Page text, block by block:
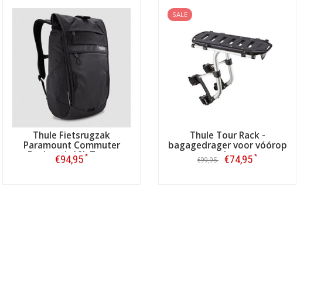
Thule Fietsrugzak
Paramount Commuter
Backpack 18L Zwart
€94,95 *
SALE
Thule Tour Rack -
bagagedrager voor vóórop
en achterop
€99,95 €74,95 *